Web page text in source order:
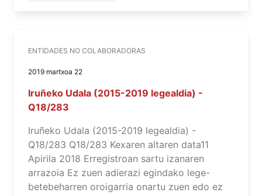
ENTIDADES NO COLABORADORAS
2019 martxoa 22
Iruñeko Udala (2015-2019 legealdia) -
Q18/283
Iruñeko Udala (2015-2019 legealdia) -
Q18/283 Q18/283 Kexaren altaren data11
Apirila 2018 Erregistroan sartu izanaren
arrazoia Ez zuen adierazi egindako lege-
betebeharren oroigarria onartu zuen edo ez